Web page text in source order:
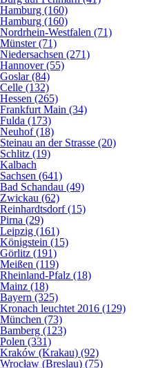
Hamburg (160)
Hamburg (160)
Nordrhein-Westfalen (71)
Münster (71)
Niedersachsen (271)
Hannover (55)
Goslar (84)
Celle (132)
Hessen (265)
Frankfurt Main (34)
Fulda (173)
Neuhof (18)
Steinau an der Strasse (20)
Schlitz (19)
Kalbach
Sachsen (641)
Bad Schandau (49)
Zwickau (62)
Reinhardtsdorf (15)
Pirna (29)
Leipzig (161)
Königstein (15)
Görlitz (191)
Meißen (119)
Rheinland-Pfalz (18)
Mainz (18)
Bayern (325)
Kronach leuchtet 2016 (129)
München (73)
Bamberg (123)
Polen (331)
Kraków (Krakau) (92)
Wrocław (Breslau) (75)